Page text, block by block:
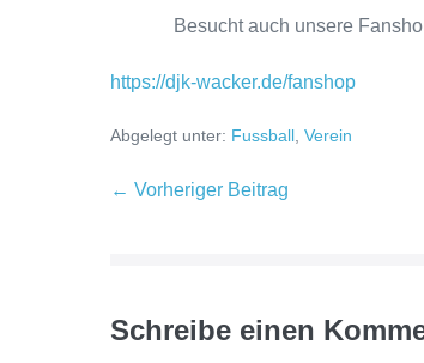
Besucht auch unsere
https://djk-wacker.de/fanshop
Abgelegt unter: Fussball Verein
← Vorheriger Beitrag
Schreibe einen